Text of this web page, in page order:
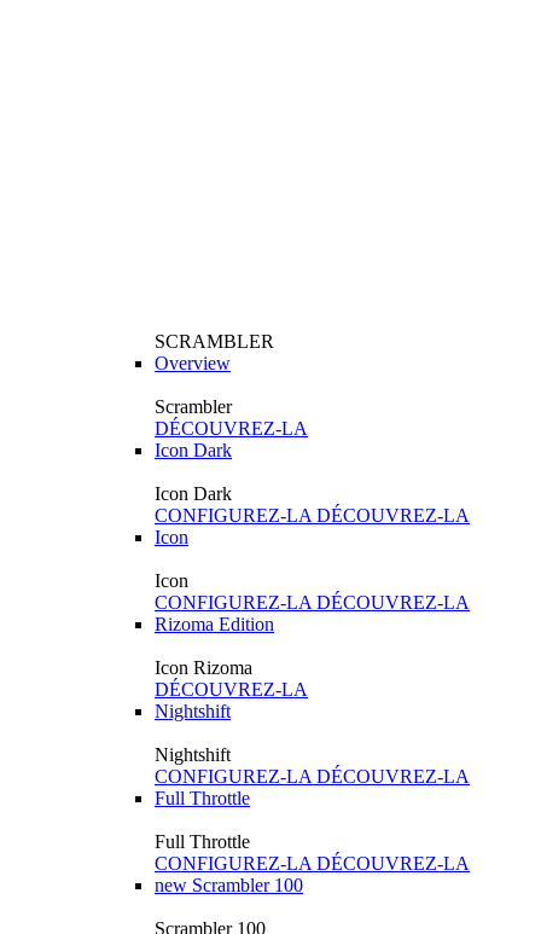
SCRAMBLER
Overview
Scrambler
DÉCOUVREZ-LA
Icon Dark
Icon Dark
CONFIGUREZ-LA DÉCOUVREZ-LA
Icon
Icon
CONFIGUREZ-LA DÉCOUVREZ-LA
Rizoma Edition
Icon Rizoma
DÉCOUVREZ-LA
Nightshift
Nightshift
CONFIGUREZ-LA DÉCOUVREZ-LA
Full Throttle
Full Throttle
CONFIGUREZ-LA DÉCOUVREZ-LA
new Scrambler 100
Scrambler 100